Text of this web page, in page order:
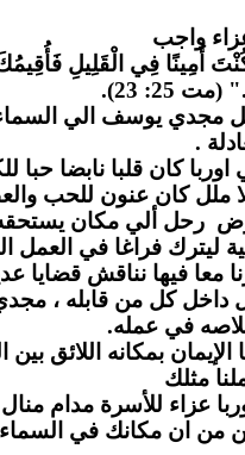
واجب
أَمِينًا فِي الْقَلِيلِ
25: 23).
مجدي يوسف الي
.
كان قلبا نابضا حبا
ملل كان عنون للحب
رحل ألي مكان يستحقه
ليترك فراغا في العمل
فيها نناقش قضايا
داخل كل من قابله ،
في عمله.
بمكانه اللائق بين
مثلك
عزاء للأسرة مدام منال
من ان مكانك في السماء